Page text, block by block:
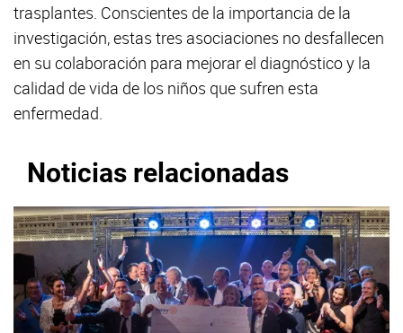
trasplantes. Conscientes de la importancia de la
investigación, estas tres asociaciones no desfallecen
en su colaboración para mejorar el diagnóstico y la
calidad de vida de los niños que sufren esta
enfermedad.
Noticias relacionadas